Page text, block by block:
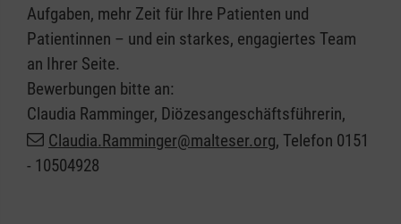
Aufgaben, mehr Zeit für Ihre Patienten und
Patientinnen – und ein starkes, engagiertes Team
an Ihrer Seite.
Bewerbungen bitte an:
Claudia Ramminger, Diözesangeschäftsführerin,
Claudia.Ramminger@malteser.org, Telefon 0151
- 10504928